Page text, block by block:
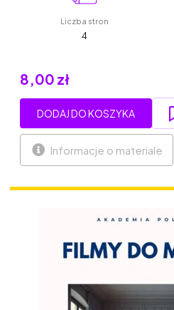
Liczba stron
4
8,00 zł
DODAJ DO KOSZYKA
Informacje o materiale